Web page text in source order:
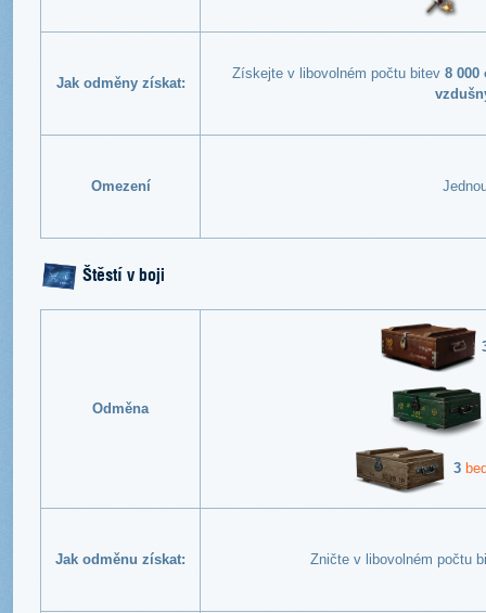
Jak odměny získat:
Získejte v libovolném počtu bitev 8
Omezení
Štěstí v boji
Odměna
3
Jak odměnu získat: Zničte v libovolném počtu